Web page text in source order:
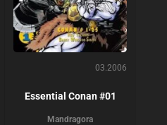
03.2006
Essential Conan #01
Mandragora